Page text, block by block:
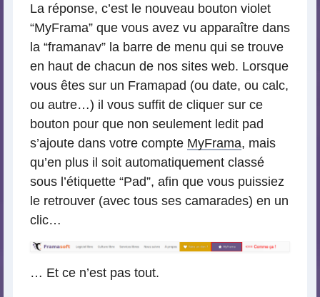
La réponse, c’est le nouveau bouton violet
“MyFrama” que vous avez vu apparaître dans
la “framanav” la barre de menu qui se trouve
en haut de chacun de nos sites web. Lorsque
vous êtes sur un Framapad (ou date, ou calc,
ou autre…) il vous suffit de cliquer sur ce
bouton pour que non seulement ledit pad
s’ajoute dans votre compte MyFrama, mais
qu’en plus il soit automatiquement classé
sous l’étiquette “Pad”, afin que vous puissiez
le retrouver (avec tous ses camarades) en un
clic…
… Et ce n’est pas tout.